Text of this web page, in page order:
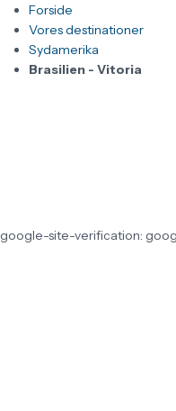
Forside
Vores destinationer
Sydamerika
Brasilien - Vitoria
google-site-verification: